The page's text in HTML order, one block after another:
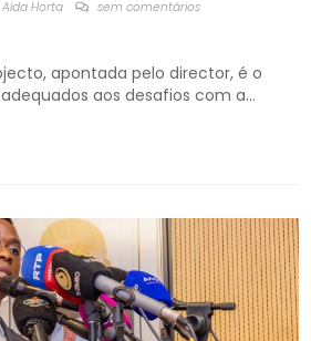
Aida Horta
sem comentários
apontada pelo director, é o
aos desafios com a
oferecer cursos ajustados às